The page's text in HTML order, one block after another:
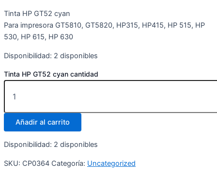
Tinta HP GT52 cyan
Para impresora GT5810, GT5820, HP315, HP415, HP 515, HP
530, HP 615, HP 630
Disponibilidad: 2 disponibles
Tinta HP GT52 cyan cantidad
Añadir al carrito
Disponibilidad: 2 disponibles
SKU: CP0364 Categoría: Uncategorized